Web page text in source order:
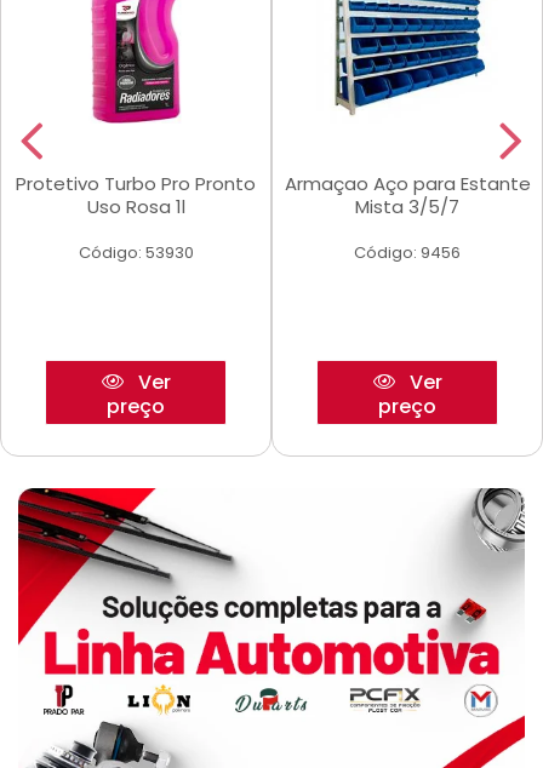
Protetivo Turbo Pro Pronto
Uso Rosa 1l
Código: 53930
Ver
preço
Armaçao Aço para Estante
Mista 3/5/7
Código: 9456
Ver
preço